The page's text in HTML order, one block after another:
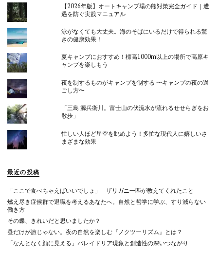
【2026年版】オートキャンプ場の熊対策完全ガイド｜遭
遇を防ぐ実践マニュアル
泳がなくても大丈夫。海のそばにいるだけで得られる驚
きの健康効果！
夏キャンプにおすすめ！標高1000m以上の場所で高原キ
ャンプを楽しもう
夜を制するものがキャンプを制する 〜キャンプの夜の過
ごし方〜
「三島 源兵衛川。富士山の伏流水が流れるせせらぎをお
散歩」
忙しい人ほど星空を眺めよう！多忙な現代人に嬉しいさ
まざまな効果
最近の投稿
「ここで食べちゃえばいいでしょ」—ザリガニ一匹が教えてくれたこと
燃え尽き症候群で退職を考えるあなたへ。自然と哲学に学ぶ、すり減らない
働き方
その蝶、きれいだと思いましたか？
昼だけが旅じゃない。夜の自然を楽しむ『ノクツーリズム』とは？
「なんとなく顔に見える」パレイドリア現象と創造性の深いつながり